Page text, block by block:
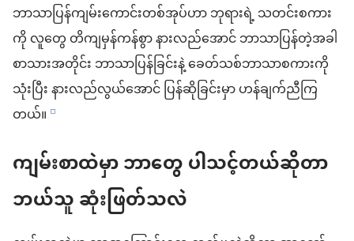
ဘာသာပြန်ကျမ်းကောင်းတစ်အုပ်ဟာ ဘုရားရဲ့ သတင်းစကား
ကို လူတွေ တိကျမှန်ကန်စွာ နားလည်အောင် ဘာသာပြန်တဲ့အခါ
စာသားအတိုင်း ဘာသာပြန်ခြင်းနဲ့ ခေတ်သစ်ဘာသာစကားကို
သုံးပြီး နားလည်လွယ်အောင် ပြန်ဆိုခြင်းမှာ ဟန်ချက်ညီကြ
တယ်။ e
ကျမ်းစာထဲမှာ ဘာတွေ ပါသင့်တယ်ဆိုတာ
ဘယ်သူ ဆုံးဖြတ်သလဲ